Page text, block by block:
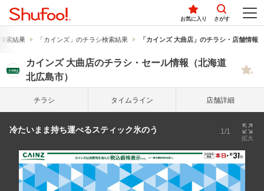
お気に入り さがす
索結果 「カインズ」のチラシ検索結果 「カインズ 大曲店」のチラシ・店舗情報
カインズ 大曲店のチラシ・セール情報（北海道
北広島市）
チラシ タイム ライン 店舗詳細
冷たいまま持ち運べるスティック氷のう 1/1
拡大